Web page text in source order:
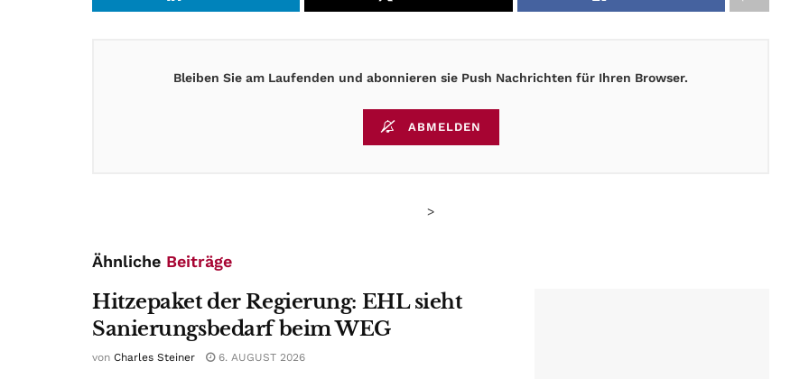
Bleiben Sie am Laufenden und abonnieren sie Push Nachrichten für Ihren Browser.
ABMELDEN
>
Ähnliche Beiträge
Hitzepaket der Regierung: EHL sieht
Sanierungsbedarf beim WEG
von Charles Steiner 6. AUGUST 2026